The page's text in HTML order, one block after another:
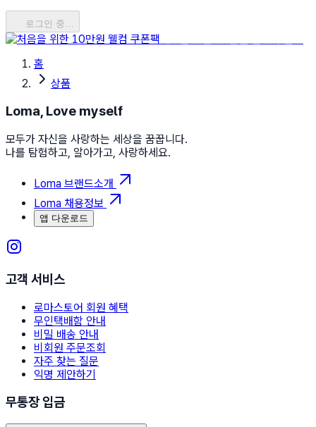
로그인 중…
홈
상품
Loma, Love myself
모두가 자신을 사랑하는 세상을 꿈꿉니다.
나를 탐험하고, 알아가고, 사랑하세요.
Loma 브랜드소개
Loma 채용정보
앱 다운로드
고객 서비스
로마스토어 회원 혜택
무인택배함 안내
비밀 배송 안내
비회원 주문조회
자주 찾는 질문
익명 제안하기
무통장 입금